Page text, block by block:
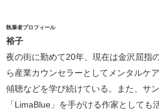
執筆者プロフィール
裕子
夜の街に勤めて20年、現在は金沢屈指
ら産業カウンセラーとしてメンタルケ
傾聴などを学び続けている。また、サ
「LimaBlue」を手がける作家としても